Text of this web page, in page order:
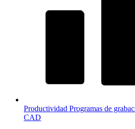
Productividad Programas de
CAD